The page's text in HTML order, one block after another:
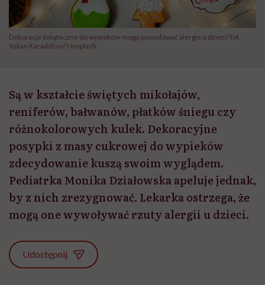
Dekoracje świąteczne do wypieków mogą powodować alergie u dzieci/ fot.
Yulian Karadzhov/ Unsplash
Są w kształcie świętych mikołajów,
reniferów, bałwanów, płatków śniegu czy
różnokolorowych kulek. Dekoracyjne
posypki z masy cukrowej do wypieków
zdecydowanie kuszą swoim wyglądem.
Pediatrka Monika Działowska apeluje jednak,
by z nich zrezygnować. Lekarka ostrzega, że
mogą one wywoływać rzuty alergii u dzieci.
Udostępnij